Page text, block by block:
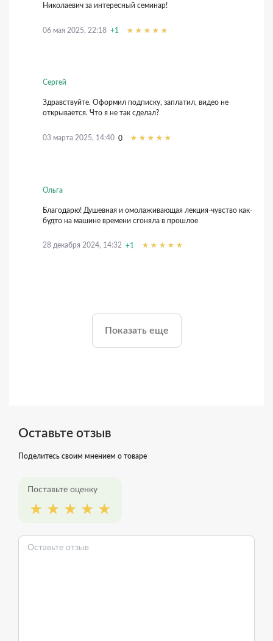
Николаевич за интересный семинар!
06 мая 2025, 22:18 +1
Сергей
Здравствуйте. Оформил подписку, заплатил, видео не
открывается. Что я не так сделал?
03 марта 2025, 14:40 0
Ольга
Благодарю! Душевная и омолаживающая лекция-чувство как-
будто на машине времени сгоняла в прошлое
28 декабря 2024, 14:32 +1
Показать еще
Оставьте отзыв
Поделитесь своим мнением о товаре
Поставьте оценку